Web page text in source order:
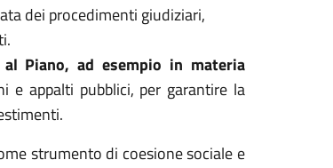
dei procedimenti giudiziari,
Piano, ad esempio in materia
e appalti pubblici, per garantire la
strumento di coesione sociale e